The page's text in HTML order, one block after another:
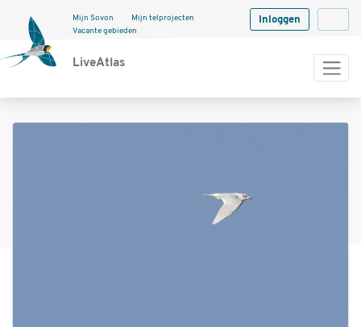
LiveAtlas
Mijn Sovon
Mijn telprojecten
Vacante gebieden
Inloggen